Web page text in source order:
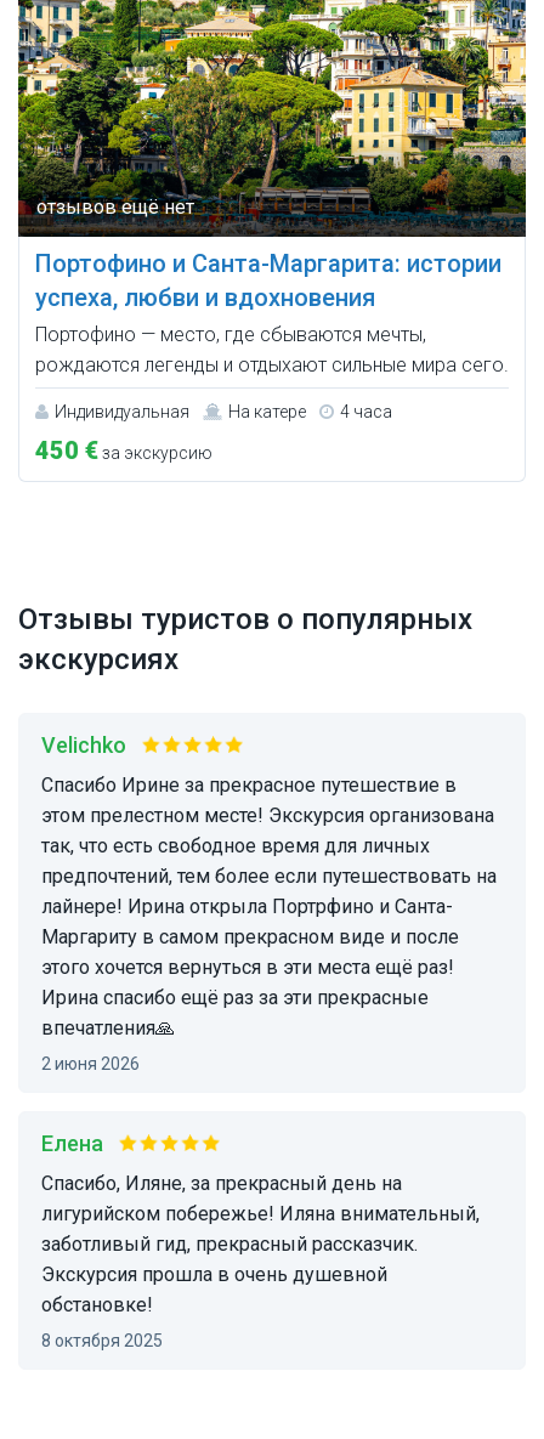
Портофино и Санта-Маргарита: истории
успеха, любви и вдохновения
Портофино — место, где сбываются мечты,
рождаются легенды и отдыхают сильные мира сего.
Индивидуальная На катере 4 часа
450 €за экскурсию
Отзывы туристов о популярных
экскурсиях
Velichko
Спасибо Ирине за прекрасное путешествие в
этом прелестном месте! Экскурсия организована
так, что есть свободное время для личных
предпочтений, тем более если путешествовать на
лайнере! Ирина открыла Портрфино и Санта-
Маргариту в самом прекрасном виде и после
этого хочется вернуться в эти места ещё раз!
Ирина спасибо ещё раз за эти прекрасные
впечатления🙏
2 июня 2026
Елена
Спасибо, Иляне, за прекрасный день на
лигурийском побережье! Иляна внимательный,
заботливый гид, прекрасный рассказчик.
Экскурсия прошла в очень душевной
обстановке!
8 октября 2025